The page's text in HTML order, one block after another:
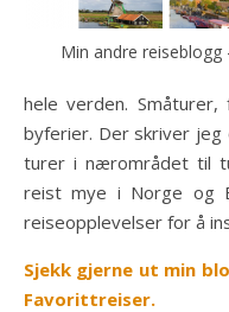
Min andre
hele verden.
byferier. Der skriver
turer i nærområdet til
reist mye i Norge og
reiseopplevelser for å
Sjekk gjerne ut min
Favorittreiser.